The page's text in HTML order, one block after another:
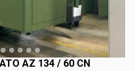
AZ 134 / 60 CN